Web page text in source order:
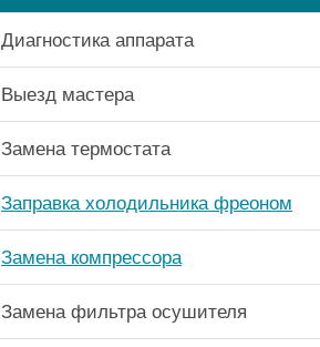
Диагностика аппарата
Выезд мастера
Замена термостата
Заправка холодильника фреоном
Замена компрессора
Замена фильтра осушителя